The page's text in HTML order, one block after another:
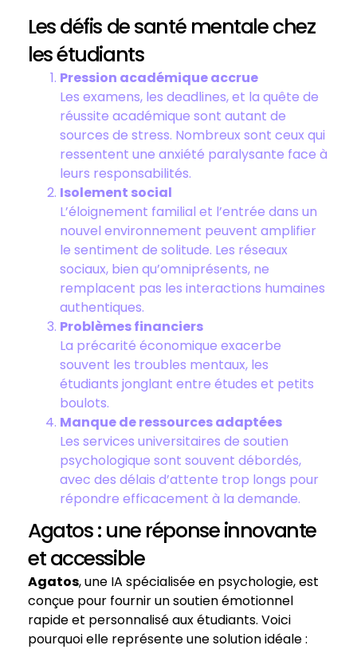
Les défis de santé mentale chez
les étudiants
Pression académique accrue
Les examens, les deadlines, et la quête de
réussite académique sont autant de
sources de stress. Nombreux sont ceux qui
ressentent une anxiété paralysante face à
leurs responsabilités.
Isolement social
L’éloignement familial et l’entrée dans un
nouvel environnement peuvent amplifier
le sentiment de solitude. Les réseaux
sociaux, bien qu’omniprésents, ne
remplacent pas les interactions humaines
authentiques.
Problèmes financiers
La précarité économique exacerbe
souvent les troubles mentaux, les
étudiants jonglant entre études et petits
boulots.
Manque de ressources adaptées
Les services universitaires de soutien
psychologique sont souvent débordés,
avec des délais d’attente trop longs pour
répondre efficacement à la demande.
Agatos : une réponse innovante
et accessible
Agatos, une IA spécialisée en psychologie, est
conçue pour fournir un soutien émotionnel
rapide et personnalisé aux étudiants. Voici
pourquoi elle représente une solution idéale :